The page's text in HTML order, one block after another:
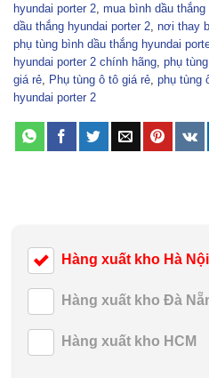
hyundai porter 2 mua bình dầu
dầu thắng hyundai porter 2 nơi thay
phụ tùng bình dầu thắng hyundai
hyundai porter 2 chính hãng phụ
giá rẻ Phụ tùng ô tô giá rẻ phụ tùng
hyundai porter 2
Hàng xuất kho Hà Nội
Hàng xuất kho Đà
Hàng xuất kho HCM